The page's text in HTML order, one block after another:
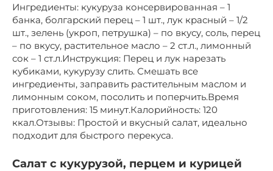
Ингредиенты: кукуруза консервированная – 1
банка, болгарский перец – 1 шт., лук красный – 1/2
шт., зелень (укроп, петрушка) – по вкусу, соль, перец
– по вкусу, растительное масло – 2 ст.л., лимонный
сок – 1 ст.л.Инструкция: Перец и лук нарезать
кубиками, кукурузу слить. Смешать все
ингредиенты, заправить растительным маслом и
лимонным соком, посолить и поперчить.Время
приготовления: 15 минут.Калорийность: 120
ккал.Отзывы: Простой и вкусный салат, идеально
подходит для быстрого перекуса.
Салат с кукурузой, перцем и курицей